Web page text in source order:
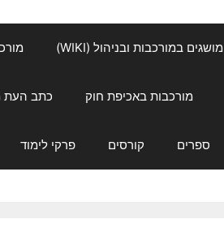
מושגים במורכבות ובניהול (WIKI)
מורכבות באכיפת חוק כתב העת
ספרים קורסים פרקי לימוד